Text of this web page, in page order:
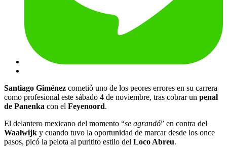
Santiago Giménez cometió uno de los peores errores en su carrera
como profesional este sábado 4 de noviembre, tras cobrar un penal
de Panenka con el Feyenoord.
El delantero mexicano del momento “se agrandó” en contra del
Waalwijk y cuando tuvo la oportunidad de marcar desde los once
pasos, picó la pelota al puritito estilo del Loco Abreu.